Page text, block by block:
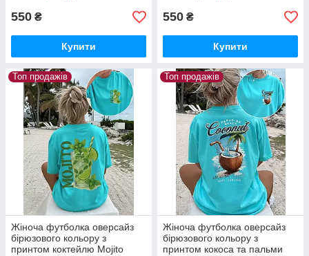
550 ₴
Купити
550 ₴
Купити
Топ продажів
Жіноча футболка оверсайз
бірюзового кольору з
принтом коктейлю Mojito
Топ продажів
Жіноча футболка оверсайз
бірюзового кольору з
принтом кокоса та пальми